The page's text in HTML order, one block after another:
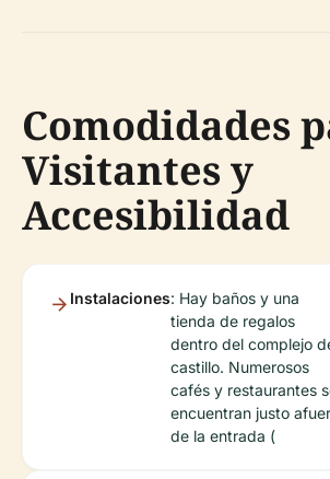
Comodidades
Visitantes y
Accesibilidad
Instalaciones: Hay baños y una
tienda de regalos
dentro del complejo
castillo. Numerosos
cafés y restaurantes
encuentran justo
de la entrada (